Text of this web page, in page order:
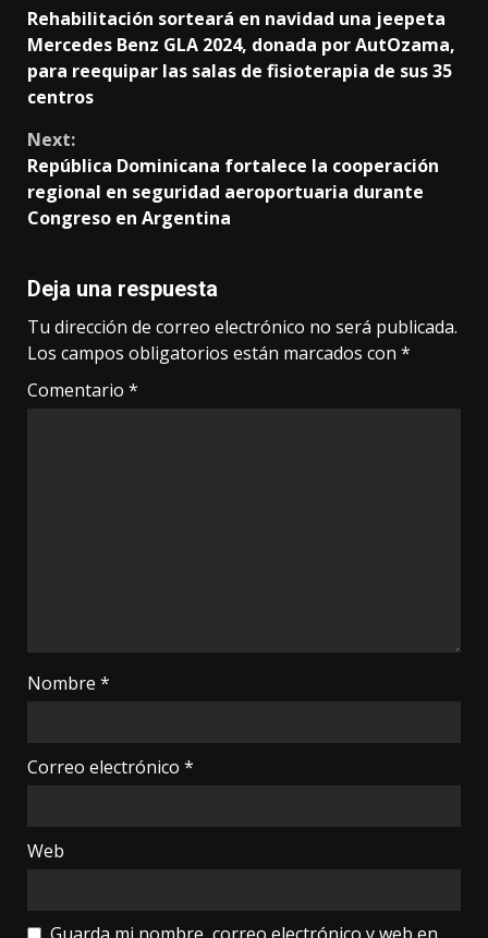
Reading
Rehabilitación sorteará en navidad una jeepeta
Mercedes Benz GLA 2024, donada por AutOzama,
para reequipar las salas de fisioterapia de sus 35
centros
Next:
República Dominicana fortalece la cooperación
regional en seguridad aeroportuaria durante
Congreso en Argentina
Deja una respuesta
Tu dirección de correo electrónico no será publicada.
Los campos obligatorios están marcados con *
Comentario *
Nombre *
Correo electrónico *
Web